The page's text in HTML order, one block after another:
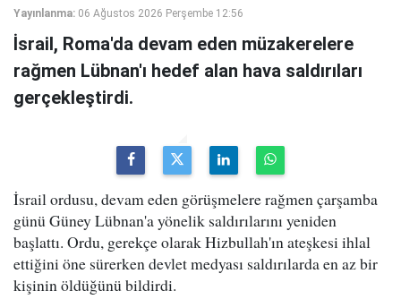
Yayınlanma: 06 Ağustos 2026 Perşembe 12:56
İsrail, Roma'da devam eden müzakerelere
rağmen Lübnan'ı hedef alan hava saldırıları
gerçekleştirdi.
İsrail ordusu, devam eden görüşmelere rağmen çarşamba
günü Güney Lübnan'a yönelik saldırılarını yeniden
başlattı. Ordu, gerekçe olarak Hizbullah'ın ateşkesi ihlal
ettiğini öne sürerken devlet medyası saldırılarda en az bir
kişinin öldüğünü bildirdi.